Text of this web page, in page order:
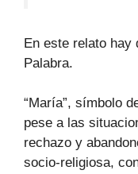
En este relato hay
Palabra.
“María”, símbolo
pese a las
rechazo y
socio-religiosa,